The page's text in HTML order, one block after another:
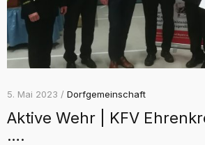
5. Mai 2023 / Dorfgemeinschaft
Aktive Wehr | KFV
….